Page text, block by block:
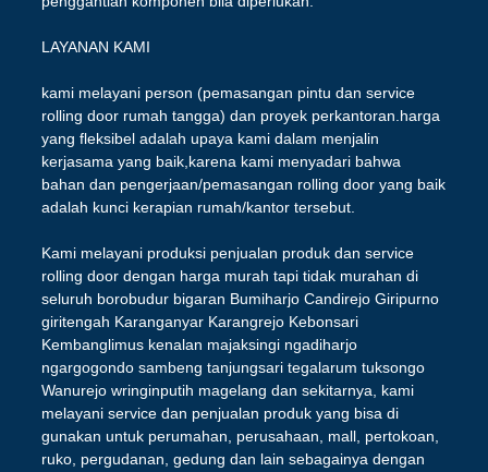
LAYANAN KAMI
kami melayani person (pemasangan pintu dan service
rolling door rumah tangga) dan proyek perkantoran.harga
yang fleksibel adalah upaya kami dalam menjalin
kerjasama yang baik,karena kami menyadari bahwa
bahan dan pengerjaan/pemasangan rolling door yang baik
adalah kunci kerapian rumah/kantor tersebut.
Kami melayani produksi penjualan produk dan service
rolling door dengan harga murah tapi tidak murahan di
seluruh borobudur bigaran Bumiharjo Candirejo Giripurno
giritengah Karanganyar Karangrejo Kebonsari
Kembanglimus kenalan majaksingi ngadiharjo
ngargogondo sambeng tanjungsari tegalarum tuksongo
Wanurejo wringinputih magelang dan sekitarnya, kami
melayani service dan penjualan produk yang bisa di
gunakan untuk perumahan, perusahaan, mall, pertokoan,
ruko, pergudanan, gedung dan lain sebagainya dengan